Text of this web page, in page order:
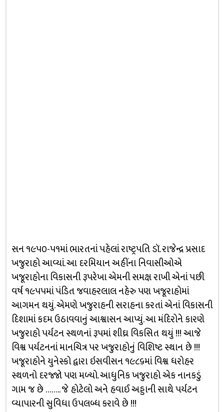
સન ૧૯૫૦-૫૧માં ભારતનાં પહેલાં રાષ્ટ્રપતિ ડૉ. રાજેન્દ્ર પ્રસાદ
ખજુરાહો આવ્યાં. આ દરમિયાન અહીંના નિવાસીઓએ
ખજૂરાહોના વિકાસની રૂપરેખા એમની સમક્ષ રાખી એનાં પછી
વર્ષ ૧૯૫૫માં પંડિત જવાહરલાલ નહેરુ પણ ખજૂરાહોમાં
આગમન થયું. એમણે ખજુરાહની સરાહના કરતાં એનાં વિકાસની
દિશામાં કદમ ઉઠાવવાનું આશ્વાસન આપ્યું. આ મંદિરોને કારણે
ખજુરાહો પર્યટન સ્થળનાં રૂપમાં શીઘ્ર વિકસિત થયું !!! આજે
વિશ્વ પર્યટનનાં માનચિત્ર પર ખજુરાહોનું વિશિષ્ટ સ્થાન છે !!!
ખજૂરાહોને યુનેસ્કો દ્વારા ઇસવીસન ૧૯૮૬માં વિશ્વ ધરોહર
સ્થળનો દરજ્જો પણ મળ્યો. આધુનિક ખજુરાહો એક નાનકડું
ગામ જ છે …….. જે હોટેલો અને હવાઈ અડ્ડાની સાથે પર્યટન
વ્યાપારની સુવિધા ઉપલબ્ધ કરાવે છે !!!